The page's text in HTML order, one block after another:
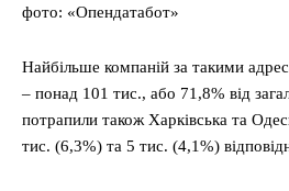
фото: «Опендатабот»
Найбільше компаній за такими
– понад 101 тис., або 71,8% від
потрапили також Харківська та
тис. (6,3%) та 5 тис. (4,1%)